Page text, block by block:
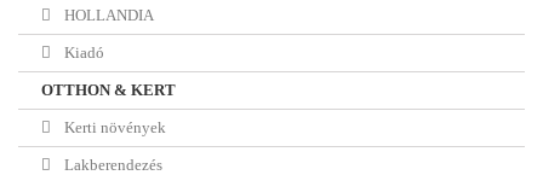
HOLLANDIA
Kiadó
OTTHON & KERT
Kerti növények
Lakberendezés